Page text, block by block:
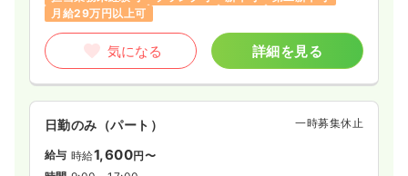
月給29万円以上可
気になる 詳細を見る
日勤のみ（パート） 一時募集休止
給与 時給1,600円〜